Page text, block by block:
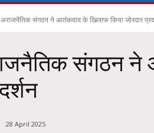
संगठन ने आतंकवाद के खिलाफ किया जोरदार
संगठन
28 April 2025